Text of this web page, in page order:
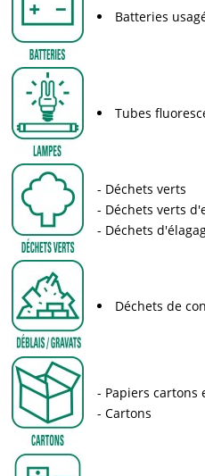
Batteries
Tubes
Déchets verts
Déchets verts
Déchets
Déchets de
Papiers cartons
Cartons